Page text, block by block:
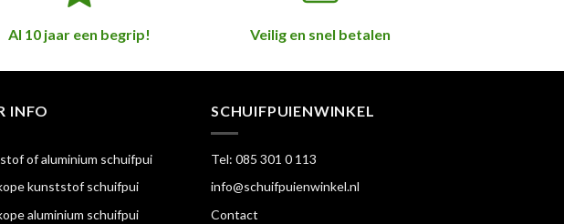
Al 10 jaar een begrip! Veilig en snel betalen
INFO
of aluminium schuifpui
kunststof schuifpui
aluminium schuifpui
SCHUIFPUIENWINKEL
Tel: 085 301 0 113
info@schuifpuienwinkel.nl
Contact